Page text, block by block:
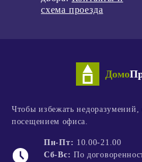
схема проезда
Домо
Чтобы избежать недоразумений,
посещением офиса.
Пн-Пт: 10.00-21.00
Сб-Вс: По